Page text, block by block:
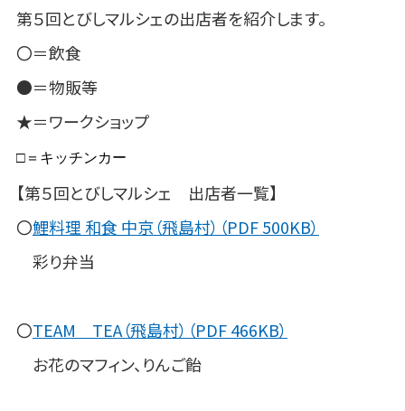
第５回とびしマルシェの出店者を紹介します。
〇＝飲食
●＝物販等
★＝ワークショップ
□＝キッチンカー
【第５回とびしマルシェ 出店者一覧】
〇鯉料理 和食 中京（飛島村）（PDF 500KB）
彩り弁当
〇TEAM TEA（飛島村）（PDF 466KB）
お花のマフィン、りんご飴